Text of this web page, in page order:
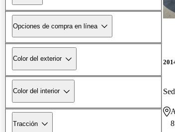
Opciones de compra en línea
Color del exterior
Color del interior
Tracción